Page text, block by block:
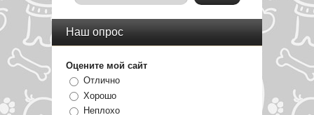
Наш опрос
Оцените мой сайт
Отлично
Хорошо
Неплохо